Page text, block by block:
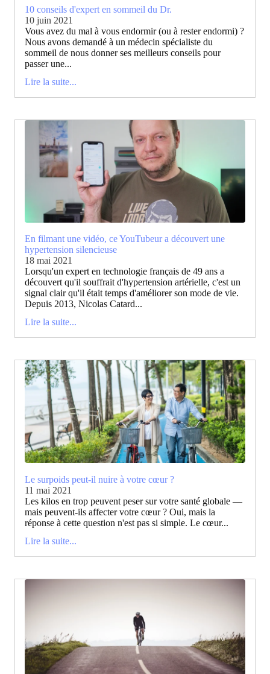
10 conseils d'expert en sommeil du Dr.
10 juin 2021
Vous avez du mal à vous endormir (ou à rester endormi) ?
Nous avons demandé à un médecin spécialiste du
sommeil de nous donner ses meilleurs conseils pour
passer une...
Lire la suite...
En filmant une vidéo, ce YouTubeur a découvert une
hypertension silencieuse
18 mai 2021
Lorsqu'un expert en technologie français de 49 ans a
découvert qu'il souffrait d'hypertension artérielle, c'est un
signal clair qu'il était temps d'améliorer son mode de vie.
Depuis 2013, Nicolas Catard...
Lire la suite...
Le surpoids peut-il nuire à votre cœur ?
11 mai 2021
Les kilos en trop peuvent peser sur votre santé globale —
mais peuvent-ils affecter votre cœur ? Oui, mais la
réponse à cette question n'est pas si simple. Le cœur...
Lire la suite...